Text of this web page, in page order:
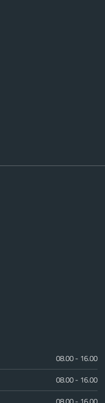
08.00 - 16.00
08.00 - 16.00